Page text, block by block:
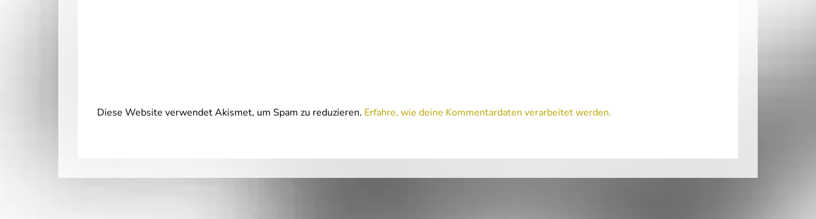
Diese Website verwendet Akismet, um Spam zu reduzieren. Erfahre, wie deine Kommentardaten verarbeitet werden.